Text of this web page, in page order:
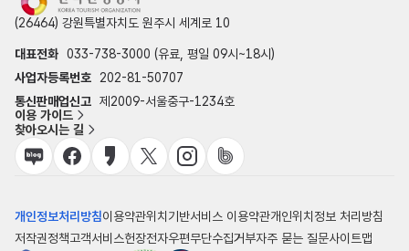
(26464) 강원특별자치도 원주시 세계로 10
대표전화 033-738-3000 (유료, 평일 09시~18시)
사업자등록번호
202-81-50707
통신판매업신고 제2009-서울중구-1234호
이용 가이드
찾아오시는 길
개인정보처리방침이용약관위치기반서비스 이용약관개인위치정보 처리방침
저작권정책고객서비스헌장전자우편무단수집거부자주 묻는 질문사이트맵